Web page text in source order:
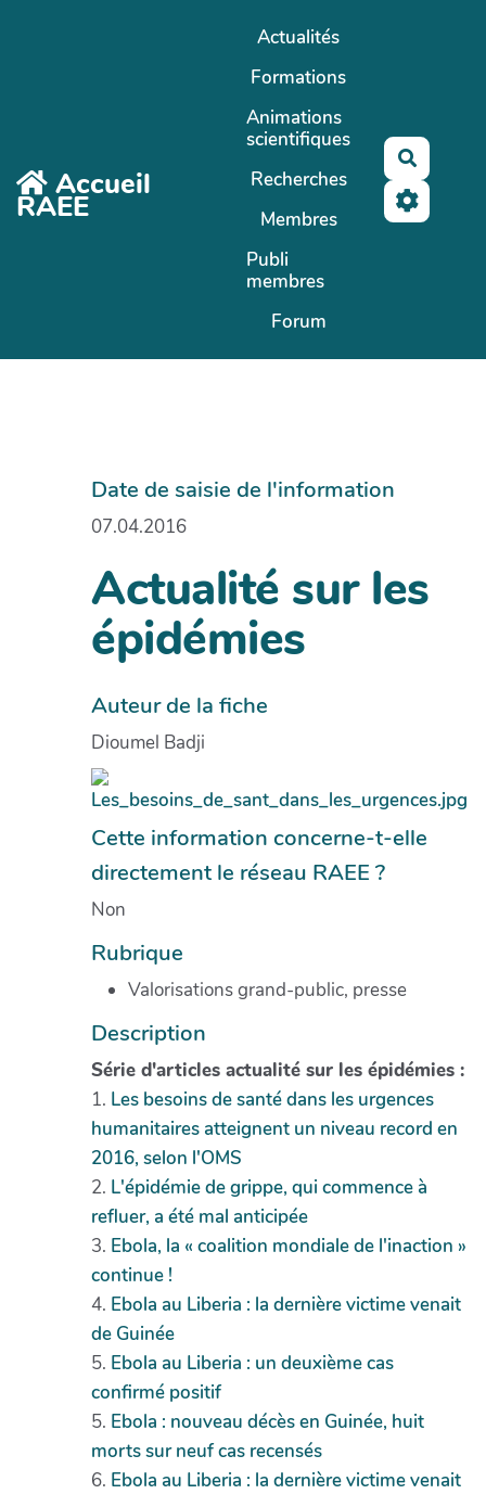
Accueil
RAEE
Actualités
Formations
Animations
scientifiques
Recherches
Membres
Publi
membres
Forum
Date de saisie de l'information
07.04.2016
Actualité sur les
épidémies
Auteur de la fiche
Dioumel Badji
Cette information concerne-t-elle
directement le réseau RAEE ?
Non
Rubrique
Valorisations grand-public, presse
Description
Série d'articles actualité sur les épidémies :
1. Les besoins de santé dans les urgences
humanitaires atteignent un niveau record en
2016, selon l'OMS
2. L'épidémie de grippe, qui commence à
refluer, a été mal anticipée
3. Ebola, la « coalition mondiale de l'inaction »
continue !
4. Ebola au Liberia : la dernière victime venait
de Guinée
5. Ebola au Liberia : un deuxième cas
confirmé positif
5. Ebola : nouveau décès en Guinée, huit
morts sur neuf cas recensés
6. Ebola au Liberia : la dernière victime venait